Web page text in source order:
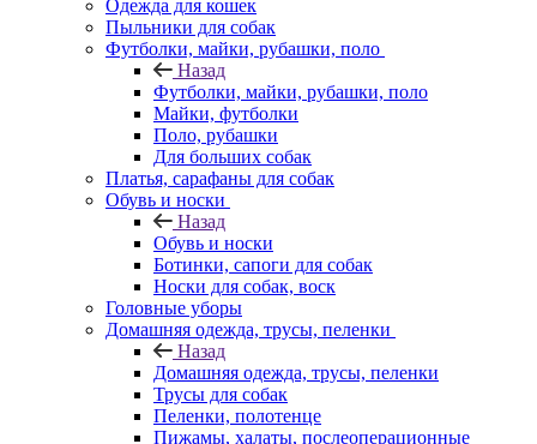
Одежда для кошек
Пыльники для собак
Футболки, майки, рубашки, поло
Назад
Футболки, майки, рубашки, поло
Майки, футболки
Поло, рубашки
Для больших собак
Платья, сарафаны для собак
Обувь и носки
Назад
Обувь и носки
Ботинки, сапоги для собак
Носки для собак, воск
Головные уборы
Домашняя одежда, трусы, пеленки
Назад
Домашняя одежда, трусы, пеленки
Трусы для собак
Пеленки, полотенце
Пижамы, халаты, послеоперационные